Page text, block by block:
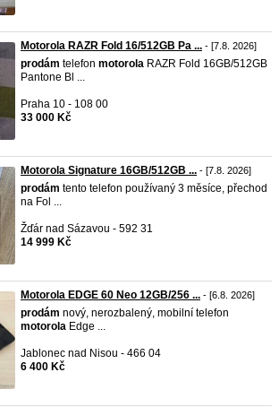
Motorola RAZR Fold 16/512GB Pa ... - [7.8. 2026]
prodám telefon motorola RAZR Fold 16GB/512GB
Pantone Bl ...
Praha 10 - 108 00
33 000 Kč
Motorola Signature 16GB/512GB ... - [7.8. 2026]
prodám tento telefon používaný 3 měsíce, přechod
na Fol ...
Žďár nad Sázavou - 592 31
14 999 Kč
Motorola EDGE 60 Neo 12GB/256 ... - [6.8. 2026]
prodám nový, nerozbalený, mobilní telefon
motorola Edge ...
Jablonec nad Nisou - 466 04
6 400 Kč